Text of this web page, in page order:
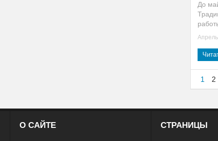
До
1 2
О САЙТЕ СТРАНИЦЫ